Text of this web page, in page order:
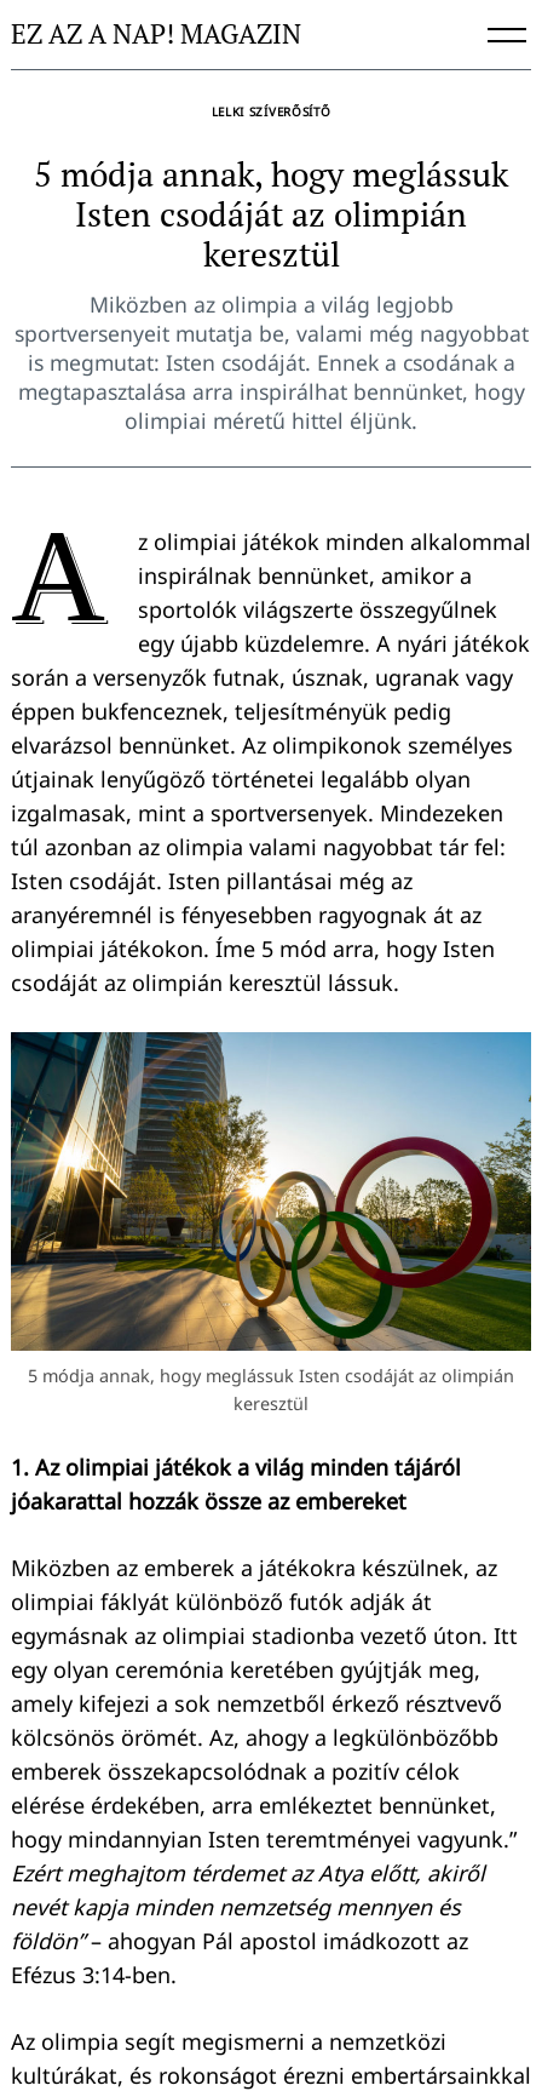
toEZ AZ A NAP! MAGAZIN
LELKI SZÍVERŐSÍTŐ
5 módja annak, hogy meglássuk
Isten csodáját az olimpián
keresztül
Miközben az olimpia a világ legjobb
sportversenyeit mutatja be, valami még nagyobbat
is megmutat: Isten csodáját. Ennek a csodának a
megtapasztalása arra inspirálhat bennünket, hogy
olimpiai méretű hittel éljünk.
A
z olimpiai játékok minden alkalommal
inspirálnak bennünket, amikor a
sportolók világszerte összegyűlnek
egy újabb küzdelemre. A nyári játékok
során a versenyzők futnak, úsznak, ugranak vagy
éppen bukfenceznek, teljesítményük pedig
elvarázsol bennünket. Az olimpikonok személyes
útjainak lenyűgöző történetei legalább olyan
izgalmasak, mint a sportversenyek. Mindezeken
túl azonban az olimpia valami nagyobbat tár fel:
Isten csodáját. Isten pillantásai még az
aranyéremnél is fényesebben ragyognak át az
olimpiai játékokon. Íme 5 mód arra, hogy Isten
csodáját az olimpián keresztül lássuk.
5 módja annak, hogy meglássuk Isten csodáját az olimpián
keresztül
1. Az olimpiai játékok a világ minden tájáról
jóakarattal hozzák össze az embereket
Miközben az emberek a játékokra készülnek, az
olimpiai fáklyát különböző futók adják át
egymásnak az olimpiai stadionba vezető úton. Itt
egy olyan ceremónia keretében gyújtják meg,
amely kifejezi a sok nemzetből érkező résztvevő
kölcsönös örömét. Az, ahogy a legkülönbözőbb
emberek összekapcsolódnak a pozitív célok
elérése érdekében, arra emlékeztet bennünket,
hogy mindannyian Isten teremtményei vagyunk.”
Ezért meghajtom térdemet az Atya előtt, akiről
nevét kapja minden nemzetség mennyen és
földön”– ahogyan Pál apostol imádkozott az
Efézus 3:14-ben.
Az olimpia segít megismerni a nemzetközi
kultúrákat, és rokonságot érezni embertársainkkal